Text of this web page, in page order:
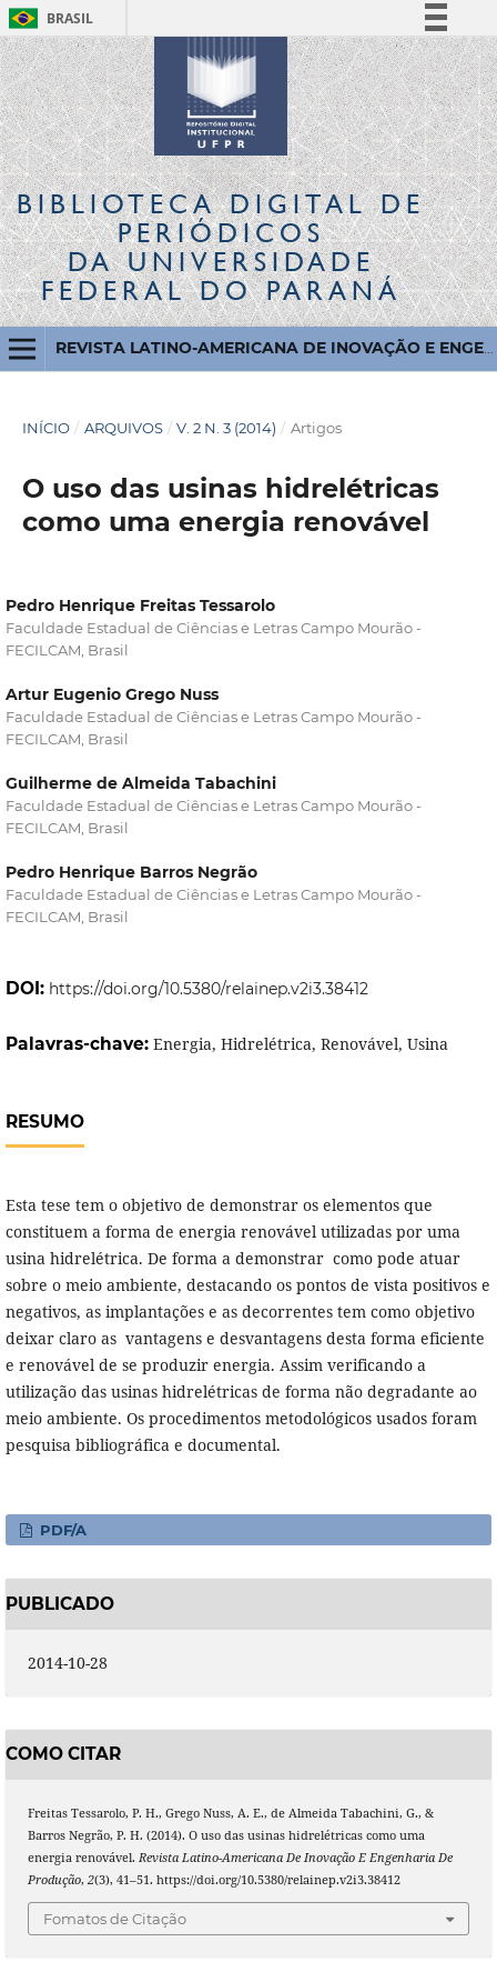
BRASIL
Simplifique!
Comunica BR
Participe
Acesso à informação
Legislação
Canais
BIBLIOTECA DIGITALDE
PERIÓDICOS
DA UNIVERSIDADE
FEDERAL DO PARANÁ
REVISTA LATINO-AMERICANA DE INOVAÇÃO E ENGENHARIA DE PRODUÇÃO
INÍCIO / ARQUIVOS / V. 2 N. 3 (2014) / Artigos
O uso das usinas hidrelétricas
como uma energia renovável
Pedro Henrique Freitas Tessarolo
Faculdade Estadual de Ciências e Letras Campo Mourão -
FECILCAM, Brasil
Artur Eugenio Grego Nuss
Faculdade Estadual de Ciências e Letras Campo Mourão -
FECILCAM, Brasil
Guilherme de Almeida Tabachini
Faculdade Estadual de Ciências e Letras Campo Mourão -
FECILCAM, Brasil
Pedro Henrique Barros Negrão
Faculdade Estadual de Ciências e Letras Campo Mourão -
FECILCAM, Brasil
DOI: https://doi.org/10.5380/relainep.v2i3.38412
Palavras-chave: Energia, Hidrelétrica, Renovável, Usina
RESUMO
Esta tese tem o objetivo de demonstrar os elementos que
constituem a forma de energia renovável utilizadas por uma
usina hidrelétrica. De forma a demonstrar como pode atuar
sobre o meio ambiente, destacando os pontos de vista positivos e
negativos, as implantações e as decorrentes tem como objetivo
deixar claro as vantagens e desvantagens desta forma eficiente
e renovável de se produzir energia. Assim verificando a
utilização das usinas hidrelétricas de forma não degradante ao
meio ambiente. Os procedimentos metodológicos usados foram
pesquisa bibliográfica e documental.
PDF/A
PUBLICADO
2014-10-28
COMO CITAR
Freitas Tessarolo, P. H., Grego Nuss, A. E., de Almeida Tabachini, G., &
Barros Negrão, P. H. (2014). O uso das usinas hidrelétricas como uma
energia renovável. Revista Latino-Americana De Inovação E Engenharia De
Produção, 2(3), 41–51. https://doi.org/10.5380/relainep.v2i3.38412
Fomatos de Citação